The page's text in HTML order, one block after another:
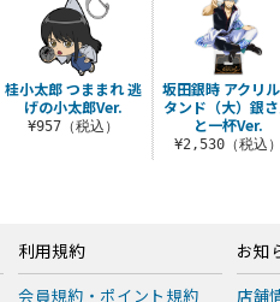
桂小太郎 つままれ 逃
げの小太郎Ver.
¥957（税込）
坂田銀時 アクリ
タンド（大）銀
と一杯Ver.
¥2,530（税込
利用規約
会員規約・ポイント規約
お知
店舗